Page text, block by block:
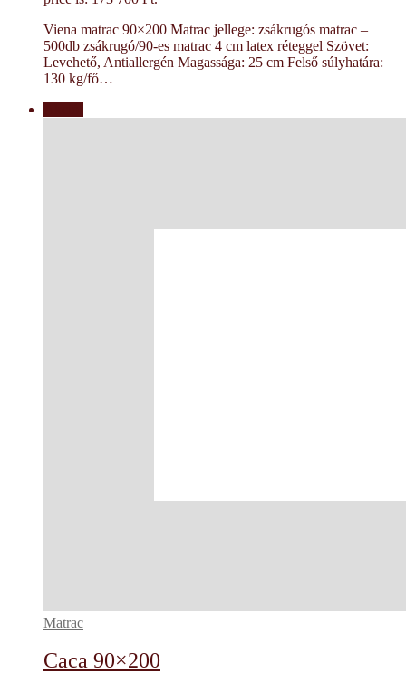
Viena matrac 90×200 Matrac jellege: zsákrugós matrac –
500db zsákrugó/90-es matrac 4 cm latex réteggel Szövet:
Levehető, Antiallergén Magassága: 25 cm Felső súlyhatára:
130 kg/fő…
Matrac
Caca 90×200